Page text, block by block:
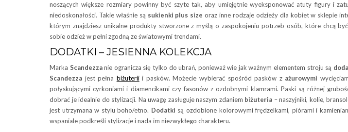
noszących większe rozmiary powinny być szyte tak, aby umiejętnie wyeksponować atuty figury i
niedoskonałości. Takie właśnie są sukienki plus size oraz inne rodzaje odzieży dla kobiet w sklepie
którym znajdziesz unikalne produkty stworzone z myślą o zaspokojeniu potrzeb osób, które chcą
sobie odzież w pełni zgodną ze światowymi trendami.
DODATKI – JESIENNA KOLEKCJA
Marka Scandezzanie ogranicza się tylko do ubrań, ponieważ wie jak ważnym elementem stroju są
Scandezza jest pełna biżuteriii pasków. Możecie wybierać spośród pasków z ażurowymi
połyskującymi cyrkoniami i diamencikami czy fasonów z ozdobnymi klamrami. Paski są różnej
dobrać je idealnie do stylizacji. Na uwagę zasługuje naszym zdaniem biżuteria – naszyjniki, kolie,
jest utrzymana w stylu boho/etno. Dodatki są ozdobione kolorowymi frędzelkami, piórami i
wspaniale podkreśli stylizacje i nada im niezwykłego charakteru.